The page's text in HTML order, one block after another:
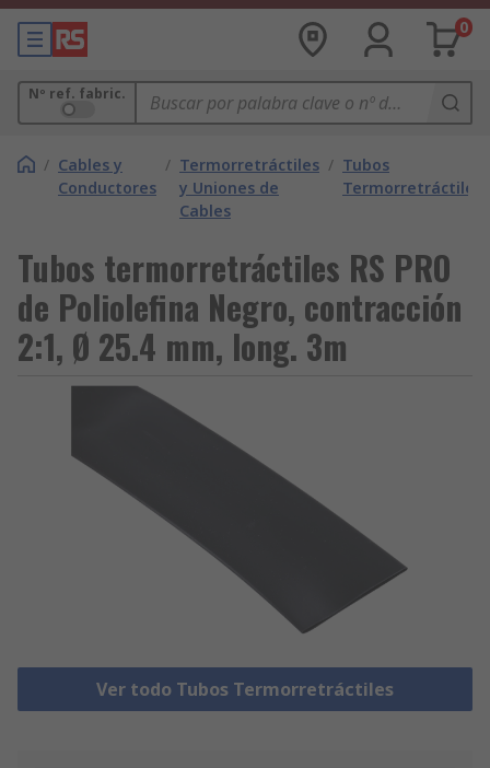
0
Nº ref. fabric.
/ Cables y
Conductores
/ Termorretráctiles
y Uniones de
Cables
/ Tubos
Termorretráctiles
Tubos termorretráctiles RS PRO
de Poliolefina Negro, contracción
2:1, Ø 25.4 mm, long. 3m
Ver todo Tubos Termorretráctiles